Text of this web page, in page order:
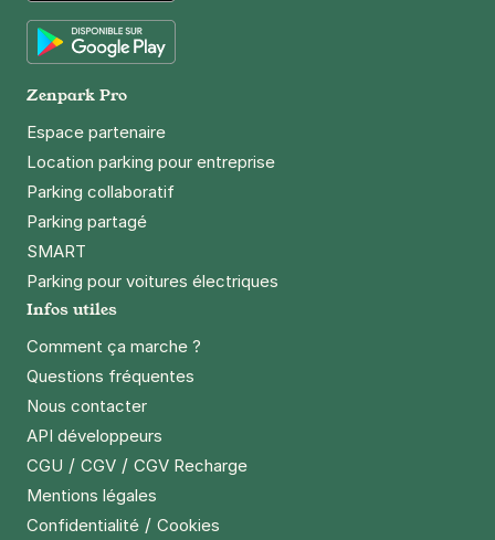
App Store
Zenpark Pro
Espace partenaire
Location parking pour entreprise
Parking collaboratif
Parking partagé
SMART
Parking pour voitures électriques
Infos utiles
Comment ça marche ?
Questions fréquentes
Nous contacter
API développeurs
CGU / CGV / CGV Recharge
Mentions légales
Confidentialité / Cookies